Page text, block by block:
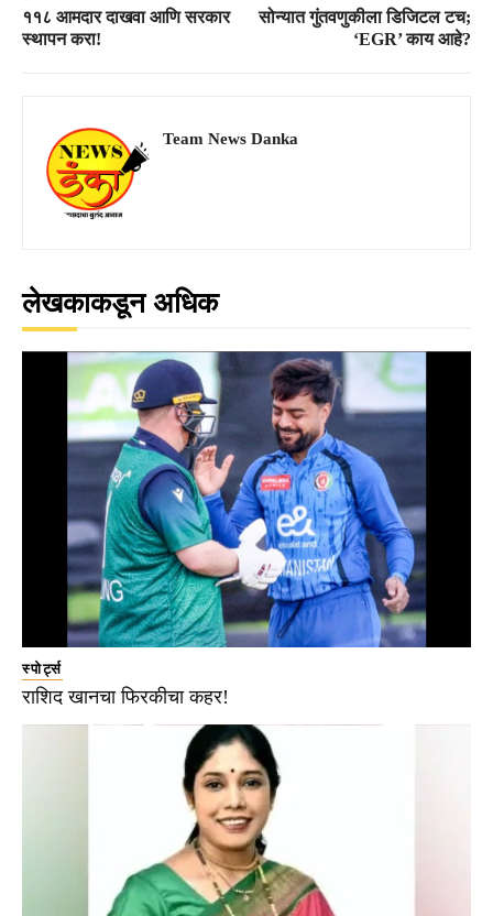
११८ आमदार दाखवा आणि सरकार
स्थापन करा!
सोन्यात गुंतवणुकीला डिजिटल टच;
‘EGR’ काय आहे?
Team News Danka
लेखकाकडून अधिक
स्पोर्ट्स
राशिद खानचा फिरकीचा कहर!